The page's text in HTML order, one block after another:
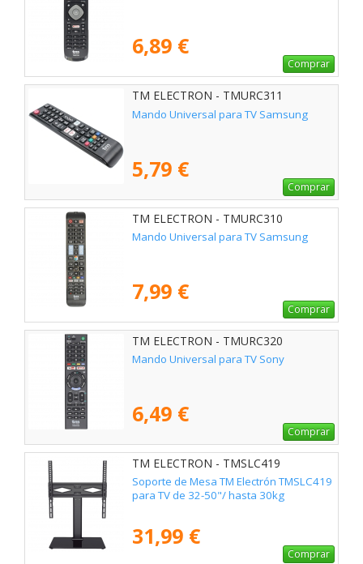
6,89 €
Comprar
TM ELECTRON - TMURC311
Mando Universal para TV Samsung
5,79 €
Comprar
TM ELECTRON - TMURC310
Mando Universal para TV Samsung
7,99 €
Comprar
TM ELECTRON - TMURC320
Mando Universal para TV Sony
6,49 €
Comprar
TM ELECTRON - TMSLC419
Soporte de Mesa TM Electrón TMSLC419
para TV de 32-50"/ hasta 30kg
31,99 €
Comprar